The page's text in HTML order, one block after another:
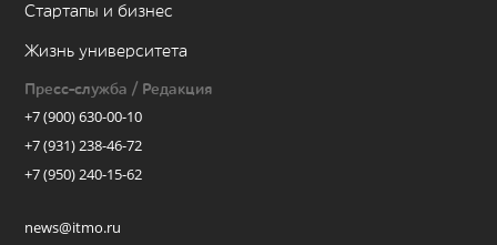
Стартапы и бизнес
Жизнь университета
Пресс-служба / Редакция
+7 (900) 630-00-10
+7 (931) 238-46-72
+7 (950) 240-15-62
news@itmo.ru